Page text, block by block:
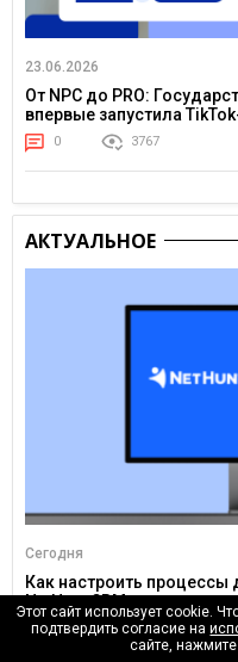
23.06.2026
От NPC до PRO:
впервые запустила
0 3767
АКТУАЛЬНОЕ
Сегодня
Как настроить процессы
NetHunt CRM
0 101
Этот сайт использует cookie.
подтвердить согласие на
сайте,